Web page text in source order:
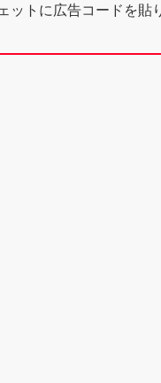
ットに広告コードを貼